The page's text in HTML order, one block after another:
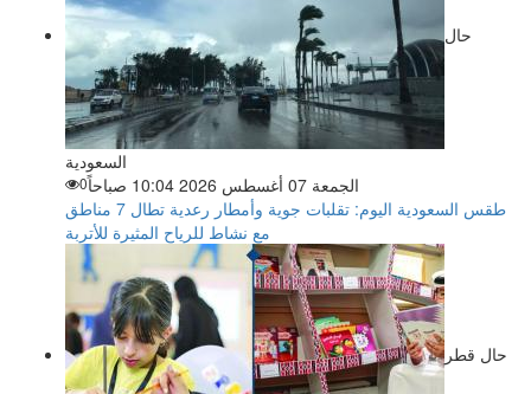
حال
السعودية
الجمعة 07 أغسطس 2026 10:04 صباحاً
0
طقس السعودية اليوم: تقلبات جوية وأمطار رعدية تطال 7 مناطق
مع نشاط للرياح المثيرة للأتربة
حال قطر